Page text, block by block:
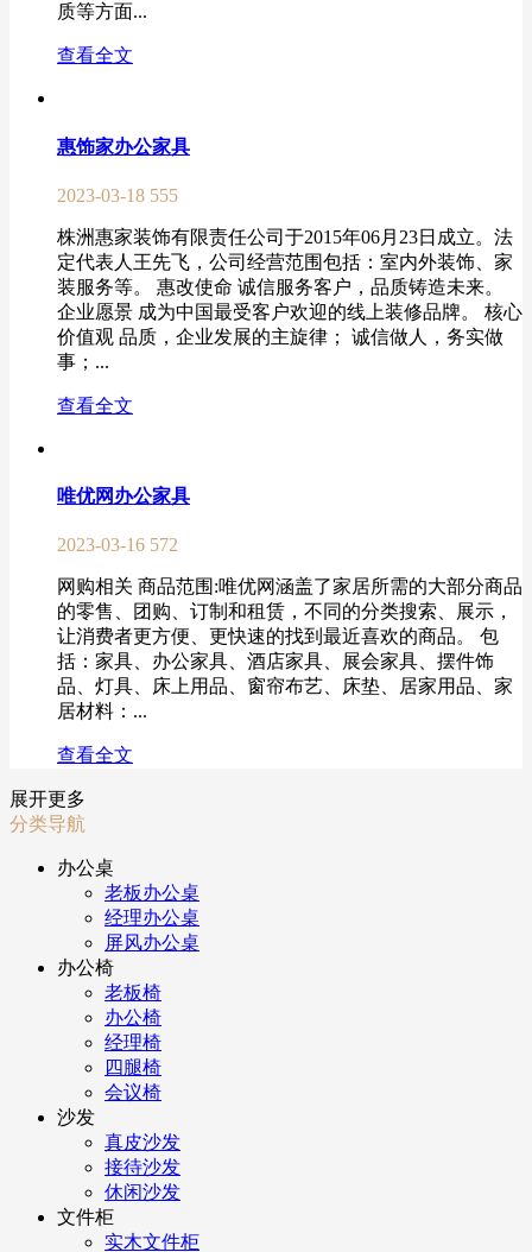
质等方面...
查看全文
惠饰家办公家具
2023-03-18 555
株洲惠家装饰有限责任公司于2015年06月23日成立。法
定代表人王先飞，公司经营范围包括：室内外装饰、家
装服务等。 惠改使命 诚信服务客户，品质铸造未来。
企业愿景 成为中国最受客户欢迎的线上装修品牌。 核心
价值观 品质，企业发展的主旋律； 诚信做人，务实做
事；...
查看全文
唯优网办公家具
2023-03-16 572
网购相关 商品范围:唯优网涵盖了家居所需的大部分商品
的零售、团购、订制和租赁，不同的分类搜索、展示，
让消费者更方便、更快速的找到最近喜欢的商品。 包
括：家具、办公家具、酒店家具、展会家具、摆件饰
品、灯具、床上用品、窗帘布艺、床垫、居家用品、家
居材料：...
查看全文
展开更多
分类导航
办公桌
老板办公桌
经理办公桌
屏风办公桌
办公椅
老板椅
办公椅
经理椅
四腿椅
会议椅
沙发
真皮沙发
接待沙发
休闲沙发
文件柜
实木文件柜